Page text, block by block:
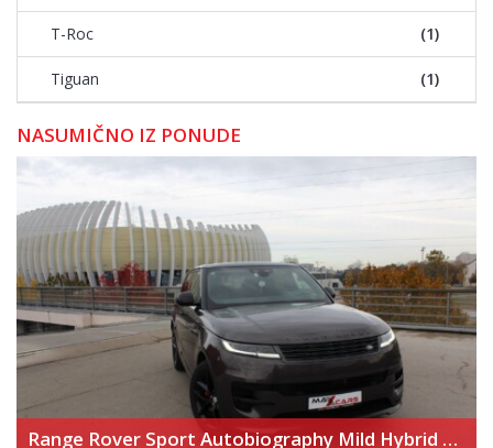
T-Roc (1)
Tiguan (1)
NASUMIČNO IZ PONUDE
Range Rover Sport Autobiography Mild Hybrid – Novi model